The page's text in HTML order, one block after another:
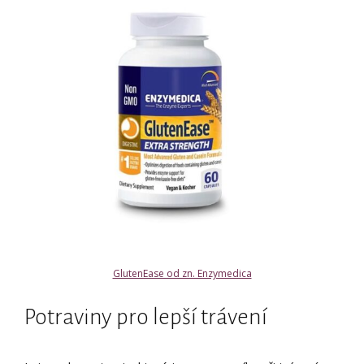
GlutenEase od zn. Enzymedica
Potraviny pro lepší trávení